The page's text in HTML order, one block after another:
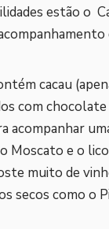
estão o
cacau
com
acompanhar
Moscato e o
muito de
secos como o